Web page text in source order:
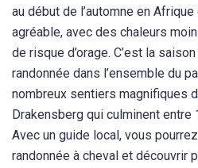
au début de l’automne en
agréable, avec des chaleurs
de risque d’orage. C’est la
randonnée dans l’ensemble du
nombreux sentiers magnifiques
Drakensberg qui culminent entre
Avec un guide local, vous
randonnée à cheval et découvrir